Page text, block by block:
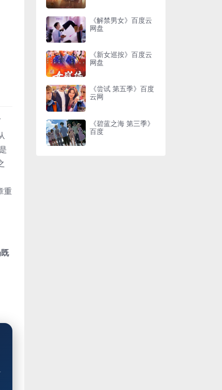
重
《解禁男女》百度云
网盘
《新女巡按》百度云
网盘
《尝试 第五季》百度
云网
《碧蓝之海 第三季》
百度